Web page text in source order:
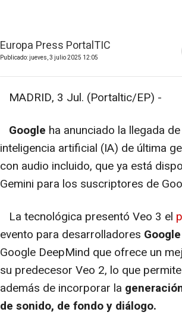
Europa Press PortalTIC
Publicado: jueves, 3 julio 2025 12:05
MADRID, 3 Jul. (Portaltic/EP) -
Google ha anunciado la llegada de
inteligencia artificial (IA) de última
con audio incluido, que ya está
Gemini para los suscriptores de
La tecnológica presentó Veo 3 el
evento para desarrolladores
Google DeepMind que ofrece un
su predecesor Veo 2, lo que
además de incorporar la
de sonido, de fondo y diálogo.